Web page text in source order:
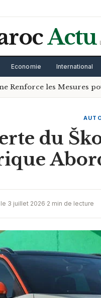
Actu
Economie International
Renforce les Mesures
du
3 juillet 2026·2 min de lecture